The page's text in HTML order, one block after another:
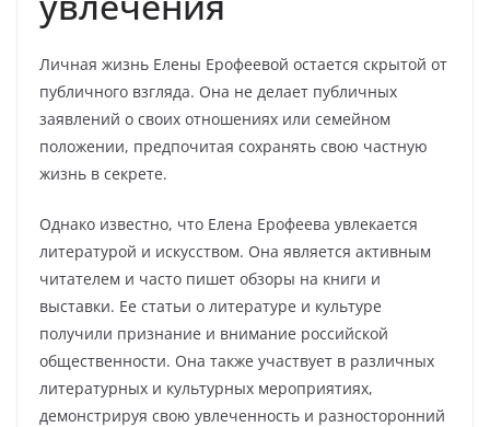
Личная жизнь Елены Ерофеевой остается скрытой от
публичного взгляда. Она не делает публичных
заявлений о своих отношениях или семейном
положении, предпочитая сохранять свою частную
жизнь в секрете.
Однако известно, что Елена Ерофеева увлекается
литературой и искусством. Она является активным
читателем и часто пишет обзоры на книги и
выставки. Ее статьи о литературе и культуре
получили признание и внимание российской
общественности. Она также участвует в различных
литературных и культурных мероприятиях,
демонстрируя свою увлеченность и разносторонний